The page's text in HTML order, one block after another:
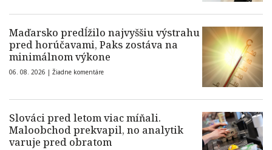
Maďarsko predĺžilo najvyššiu výstrahu
pred horúčavami, Paks zostáva na
minimálnom výkone
06. 08. 2026 | Žiadne komentáre
Slováci pred letom viac míňali.
Maloobchod prekvapil, no analytik
varuje pred obratom